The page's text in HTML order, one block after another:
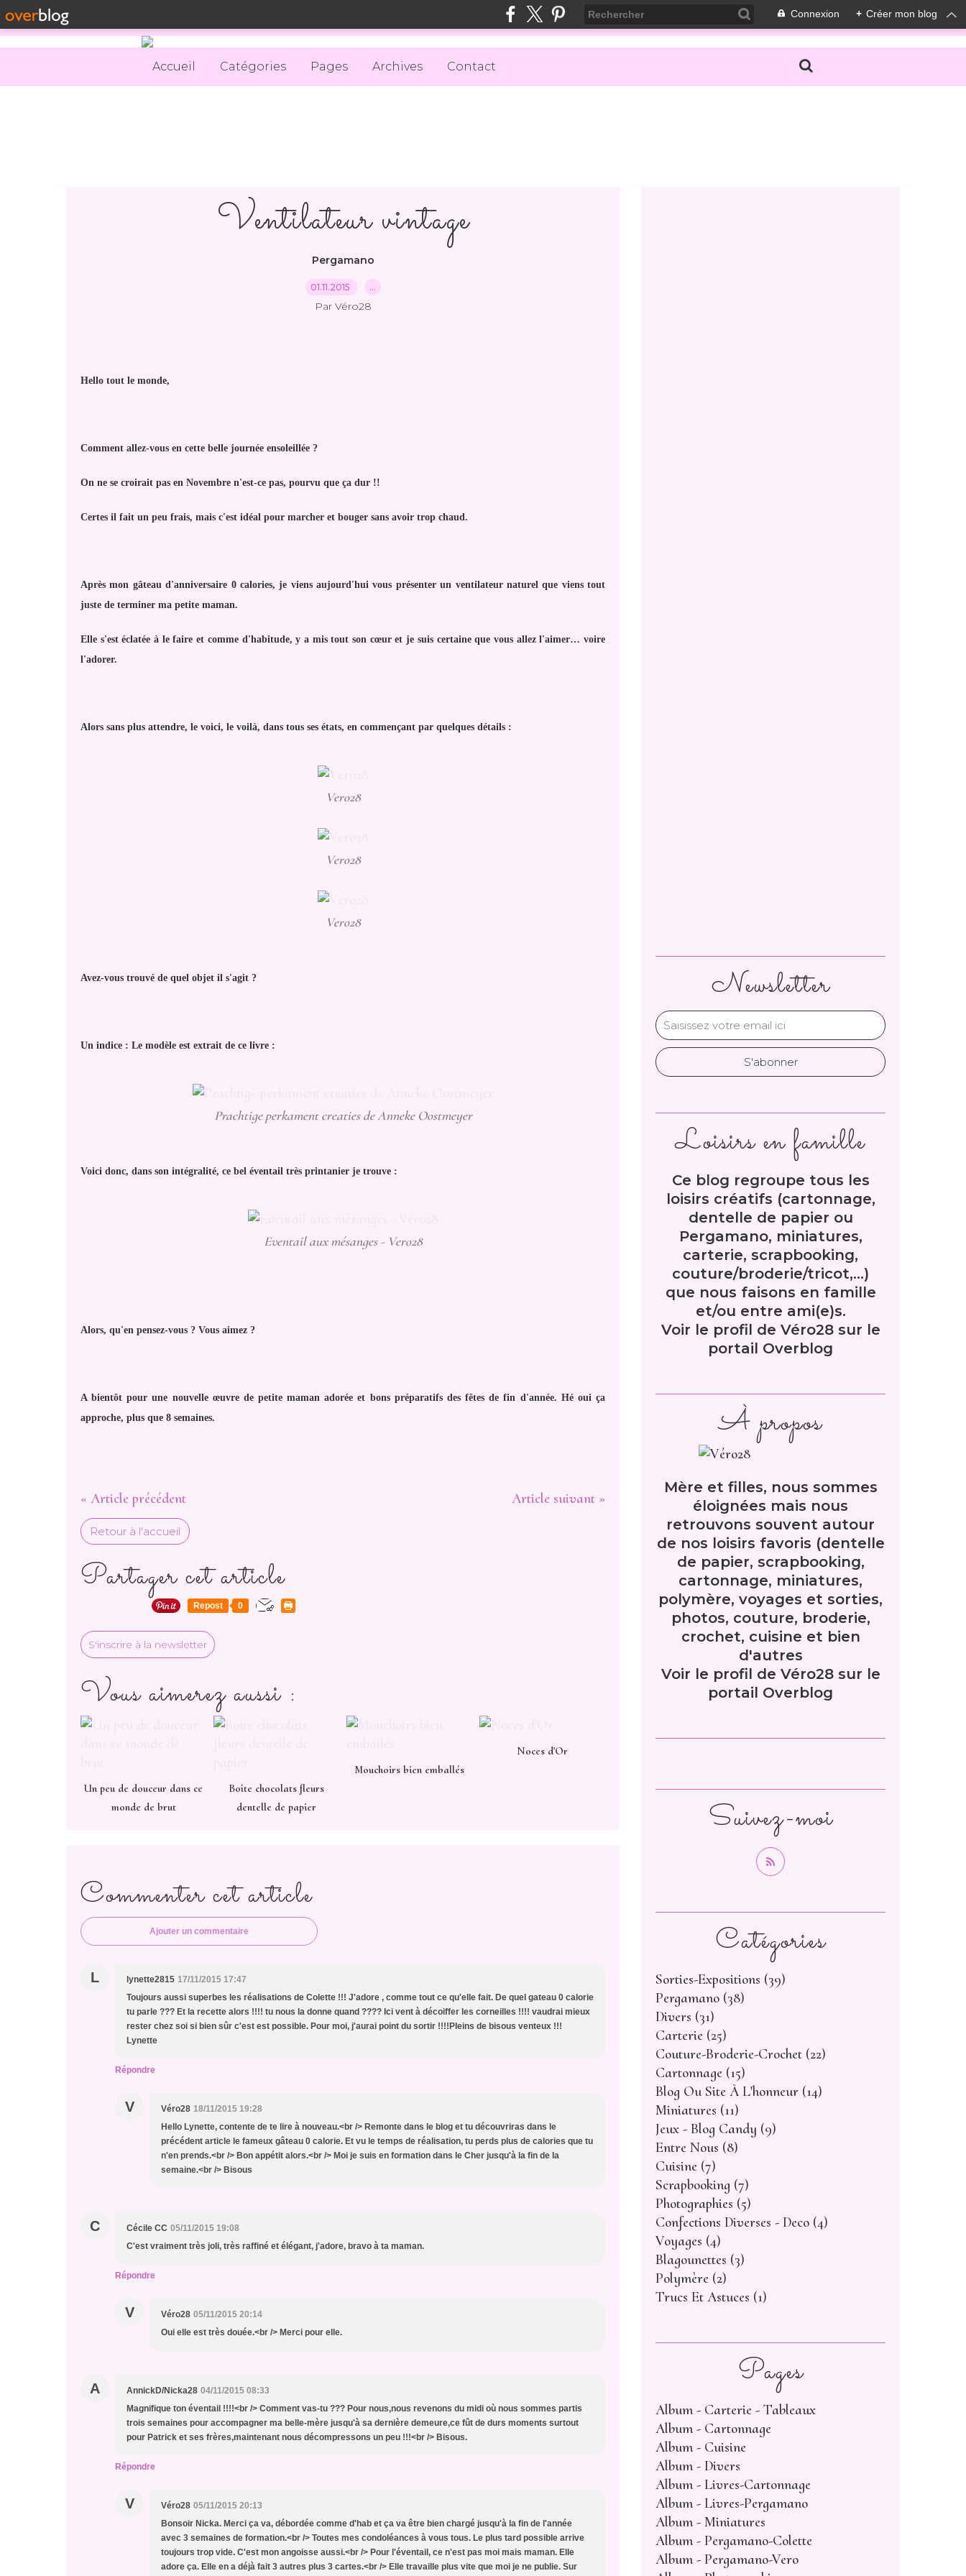
Connexion + Créer mon blog
Accueil Catégories Pages Archives Contact
Ventilateur vintage
Pergamano
01.11.2015 …
Par Véro28
Hello tout le monde,
Comment allez-vous en cette belle journée ensoleillée ?
On ne se croirait pas en Novembre n'est-ce pas, pourvu que ça dur !!
Certes il fait un peu frais, mais c'est idéal pour marcher et bouger sans avoir trop chaud.
Après mon gâteau d'anniversaire 0 calories, je viens aujourd'hui vous présenter un ventilateur naturel que viens tout
juste de terminer ma petite maman.
Elle s'est éclatée à le faire et comme d'habitude, y a mis tout son cœur et je suis certaine que vous allez l'aimer… voire
l'adorer.
Alors sans plus attendre, le voici, le voilà, dans tous ses états, en commençant par quelques détails :
Vero28
Vero28
Vero28
Avez-vous trouvé de quel objet il s'agit ?
Un indice : Le modèle est extrait de ce livre :
Prachtige perkament creaties de Anneke Oostmeyer
Voici donc, dans son intégralité, ce bel éventail très printanier je trouve :
Eventail aux mésanges - Vero28
Alors, qu'en pensez-vous ? Vous aimez ?
A bientôt pour une nouvelle œuvre de petite maman adorée et bons préparatifs des fêtes de fin d'année. Hé oui ça
approche, plus que 8 semaines.
« Article précédent Article suivant »
Retour à l'accueil
Partager cet article
Repost 0
S'inscrire à la newsletter
Vous aimerez aussi :
Un peu de douceur dans ce
monde de brut
Boîte chocolats fleurs
dentelle de papier
Mouchoirs bien emballés
Noces d'Or
Commenter cet article
Ajouter un commentaire
L lynette2815 17/11/2015 17:47
Toujours aussi superbes les réalisations de Colette !!! J'adore , comme tout ce qu'elle fait. De quel gateau 0 calorie
tu parle ??? Et la recette alors !!!! tu nous la donne quand ???? Ici vent à décoiffer les corneilles !!!! vaudrai mieux
rester chez soi si bien sûr c'est est possible. Pour moi, j'aurai point du sortir !!!!Pleins de bisous venteux !!!
Lynette
Répondre
V Véro28 18/11/2015 19:28
Hello Lynette, contente de te lire à nouveau.<br /> Remonte dans le blog et tu découvriras dans le
précédent article le fameux gâteau 0 calorie. Et vu le temps de réalisation, tu perds plus de calories que tu
n'en prends.<br /> Bon appétit alors.<br /> Moi je suis en formation dans le Cher jusqu'à la fin de la
semaine.<br /> Bisous
C Cécile CC 05/11/2015 19:08
C'est vraiment très joli, très raffiné et élégant, j'adore, bravo à ta maman.
Répondre
V Véro28 05/11/2015 20:14
Oui elle est très douée.<br /> Merci pour elle.
A AnnickD/Nicka28 04/11/2015 08:33
Magnifique ton éventail !!!!<br /> Comment vas-tu ??? Pour nous,nous revenons du midi où nous sommes partis
trois semaines pour accompagner ma belle-mère jusqu'à sa dernière demeure,ce fût de durs moments surtout
pour Patrick et ses frères,maintenant nous décompressons un peu !!!<br /> Bisous.
Répondre
V Véro28 05/11/2015 20:13
Bonsoir Nicka. Merci ça va, débordée comme d'hab et ça va être bien chargé jusqu'à la fin de l'année
avec 3 semaines de formation.<br /> Toutes mes condoléances à vous tous. Le plus tard possible arrive
toujours trop vide. C'est mon angoisse aussi.<br /> Pour l'éventail, ce n'est pas moi mais maman. Elle
adore ça. Elle en a déjà fait 3 autres plus 3 cartes.<br /> Elle travaille plus vite que moi je ne publie. Sur
Newsletter
Catégories
Sorties-Expositions (39)
Pergamano (38)
Divers (31)
Carterie (25)
Couture-Broderie-Crochet (22)
Cartonnage (15)
Blog Ou Site À L'honneur (14)
Miniatures (11)
Jeux - Blog Candy (9)
Entre Nous (8)
Cuisine (7)
Scrapbooking (7)
Photographies (5)
Confections Diverses - Deco (4)
Voyages (4)
Blagounettes (3)
Polymère (2)
Trucs Et Astuces (1)
Pages
Album - Carterie - Tableaux
Album - Cartonnage
Album - Cuisine
Album - Divers
Album - Livres-Cartonnage
Album - Livres-Pergamano
Album - Miniatures
Album - Pergamano-Colette
Album - Pergamano-Vero
Loisirs en famille
Ce blog regroupe tous les
loisirs créatifs (cartonnage,
dentelle de papier ou
Pergamano, miniatures,
carterie, scrapbooking,
couture/broderie/tricot,...)
que nous faisons en famille
et/ou entre ami(e)s.
Voir le profil de Véro28sur le
portail Overblog
Suivez-moi
À propos
Mère et filles, nous sommes
éloignées mais nous
retrouvons souvent autour
de nos loisirs favoris (dentelle
de papier, scrapbooking,
cartonnage, miniatures,
polymère, voyages et sorties,
photos, couture, broderie,
crochet, cuisine et bien
d'autres
Voir le profil de Véro28sur le
portail Overblog